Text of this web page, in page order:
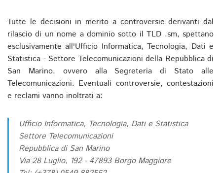
Tutte le decisioni in merito a controversie derivanti dal
rilascio di un nome a dominio sotto il TLD .sm, spettano
esclusivamente all'Ufficio Informatica, Tecnologia, Dati e
Statistica - Settore Telecomunicazioni della Repubblica di
San Marino, ovvero alla Segreteria di Stato alle
Telecomunicazioni. Eventuali controversie, contestazioni
e reclami vanno inoltrati a:
Ufficio Informatica, Tecnologia, Dati e Statistica
Settore Telecomunicazioni
Repubblica di San Marino
Via 28 Luglio, 192 - 47893 Borgo Maggiore